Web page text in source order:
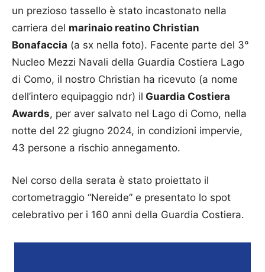
un prezioso tassello è stato incastonato nella
carriera del marinaio reatino Christian
Bonafaccia (a sx nella foto). Facente parte del 3°
Nucleo Mezzi Navali della Guardia Costiera Lago
di Como, il nostro Christian ha ricevuto (a nome
dell’intero equipaggio ndr) il Guardia Costiera
Awards, per aver salvato nel Lago di Como, nella
notte del 22 giugno 2024, in condizioni impervie,
43 persone a rischio annegamento.
Nel corso della serata è stato proiettato il
cortometraggio “Nereide” e presentato lo spot
celebrativo per i 160 anni della Guardia Costiera.